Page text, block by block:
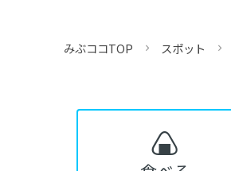
みぶココTOP スポット